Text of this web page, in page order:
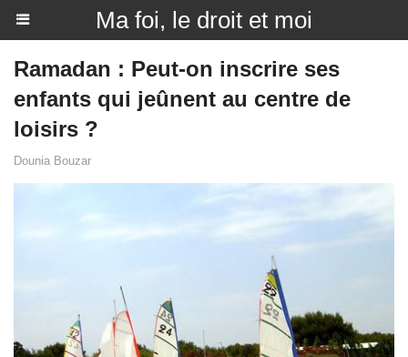
Ma foi, le droit et moi
Ramadan : Peut-on inscrire ses
enfants qui jeûnent au centre de
loisirs ?
Dounia Bouzar